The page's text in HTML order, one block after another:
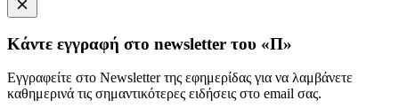
Κάντε εγγραφή στο newsletter του «Π»
Εγγραφείτε στο Newsletter της εφημερίδας για να λαμβάνετε
καθημερινά τις σημαντικότερες ειδήσεις στο email σας.